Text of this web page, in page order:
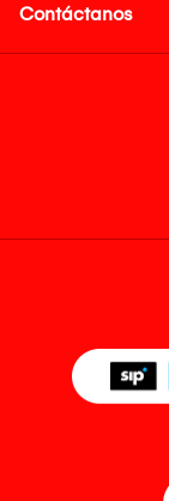
Contáctanos